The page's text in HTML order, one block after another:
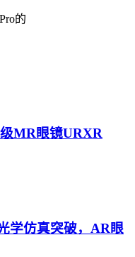
的
MR眼镜URXR
学仿真突破，AR眼